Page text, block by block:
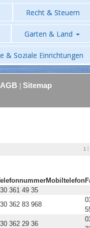
Recht & Steuern
Garten & Land
& Soziale Einrichtungen
AGB Sitemap
1
Mobiltelefon
361 49 35
362 83 968
362 29 36